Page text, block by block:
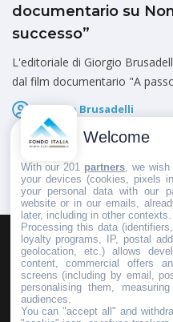
documentario su
successo”
L'editoriale di Giorgio
dal film documentario "A
Giorgio Brusadelli
Pubblicato il
HOMEPAGEREDAZIONEINVIA
PUBBLICITÀSCRIVI AL
Welcome
With our 201 partners , we
your devices (cookies, pixels
your personal data with our
website or in our emails,
later, including in other contexts.
Processing this data
loyalty programs, IP, postal
geolocation, etc.) allows
content, commercial offers
screens (including by email,
personalising them,
audiences.
You can "accept all" and